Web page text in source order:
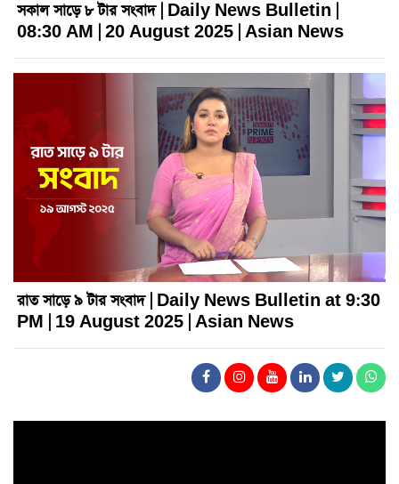
সকাল সাড়ে ৮ টার সংবাদ | Daily News Bulletin |
08:30 AM | 20 August 2025 | Asian News
রাত সাড়ে ৯ টার সংবাদ | Daily News Bulletin at 9:30
PM | 19 August 2025 | Asian News